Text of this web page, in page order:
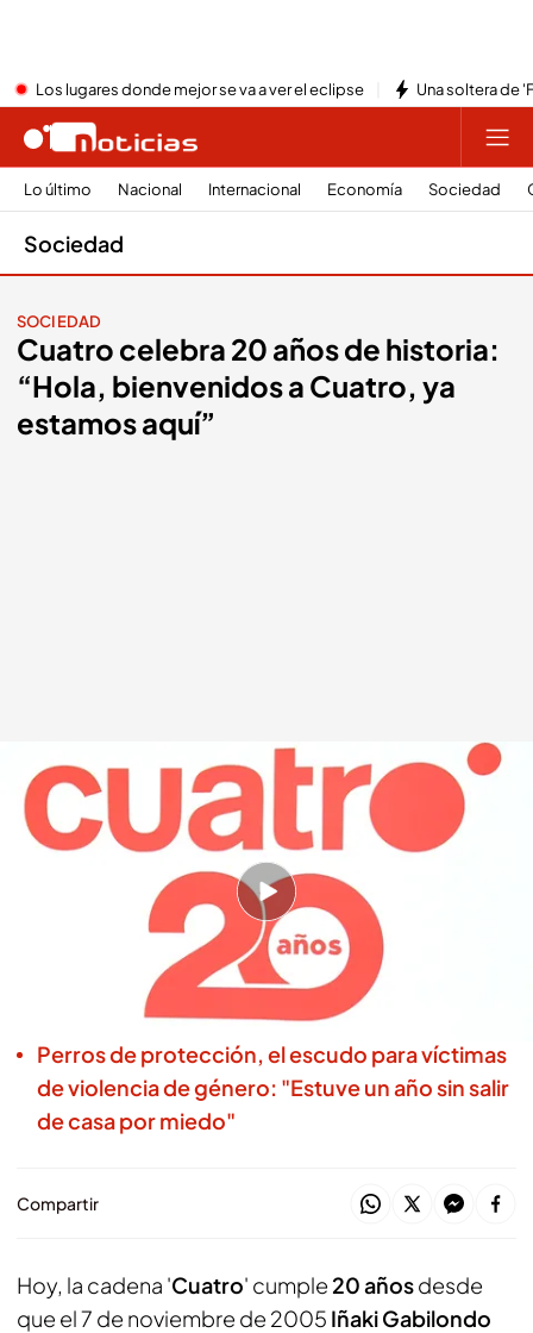
Los lugares donde mejor se va a ver el eclipse Una soltera de
Lo último Nacional Internacional Economía Sociedad
Sociedad
SOCIEDAD
Cuatro celebra 20 años de historia:
“Hola, bienvenidos a Cuatro, ya
estamos aquí”
Redacción digital Noticias
Cuatro
Redacción digital Noticias Cuatro
07 NOV 2025 - 20:21h.
'Cuatro' nació con la idea de ser una cadena de
televisión creíble, comprometida y con
vocación de informar y entretener con rigor
Perros de protección, el escudo para víctimas
de violencia de género: "Estuve un año sin salir
de casa por miedo"
Compartir
Hoy, la cadena 'Cuatro' cumple 20 añosdesde
que el 7 de noviembre de 2005 Iñaki Gabilondo